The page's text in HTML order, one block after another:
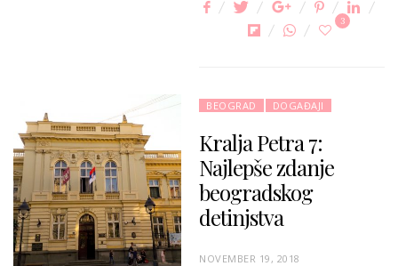
3
BEOGRAD DOGAĐAJI
Kralja Petra 7:
Najlepše zdanje
beogradskog
detinjstva
P
NOVEMBER 19, 2018